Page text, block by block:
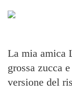
La mia amica
grossa zucca
versione del